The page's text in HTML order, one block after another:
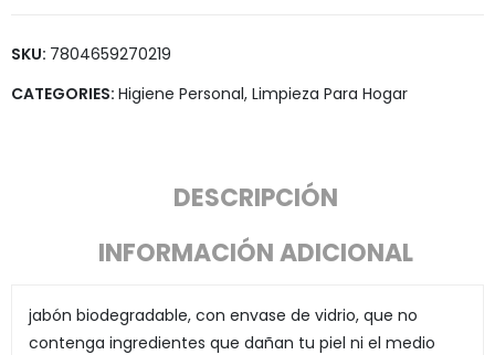
SKU: 7804659270219
CATEGORIES: Higiene Personal, Limpieza Para Hogar
DESCRIPCIÓN
INFORMACIÓN ADICIONAL
jabón biodegradable, con envase de vidrio, que no
contenga ingredientes que dañan tu piel ni el medio